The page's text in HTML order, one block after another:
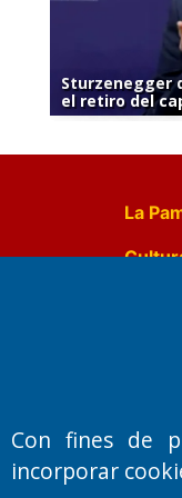
Sturzenegger
el retiro del
La
Con fines de
incorporar